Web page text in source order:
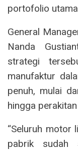
portofolio
General
Nanda
strategi
manufaktur
penuh, mulai
hingga
“Seluruh motor
pabrik sudah